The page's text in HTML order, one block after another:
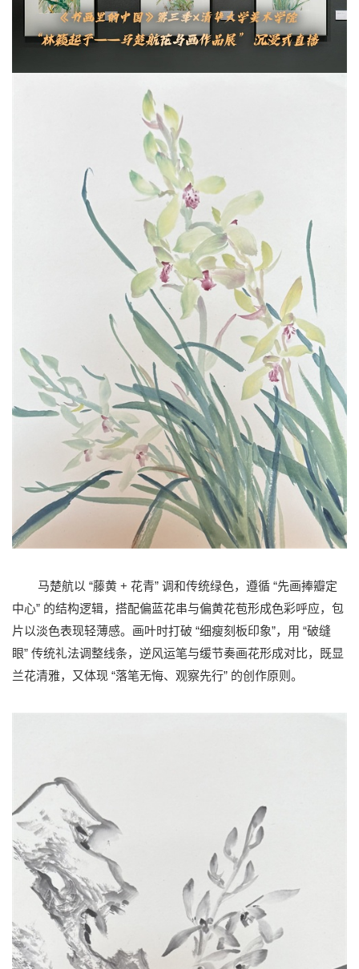
马楚航以 “藤黄 + 花青” 调和传统绿色，遵循 “先画捧瓣定
中心” 的结构逻辑，搭配偏蓝花串与偏黄花苞形成色彩呼应，包
片以淡色表现轻薄感。画叶时打破 “细瘦刻板印象”，用 “破缝
眼” 传统礼法调整线条，逆风运笔与缓节奏画花形成对比，既显
兰花清雅，又体现 “落笔无悔、观察先行” 的创作原则。